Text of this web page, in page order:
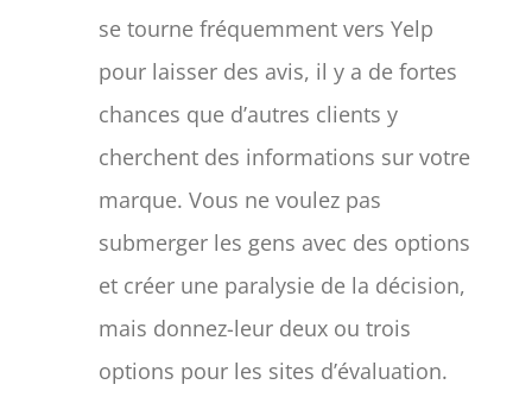
se tourne fréquemment vers Yelp
pour laisser des avis, il y a de fortes
chances que d’autres clients y
cherchent des informations sur votre
marque. Vous ne voulez pas
submerger les gens avec des options
et créer une paralysie de la décision,
mais donnez-leur deux ou trois
options pour les sites d’évaluation.